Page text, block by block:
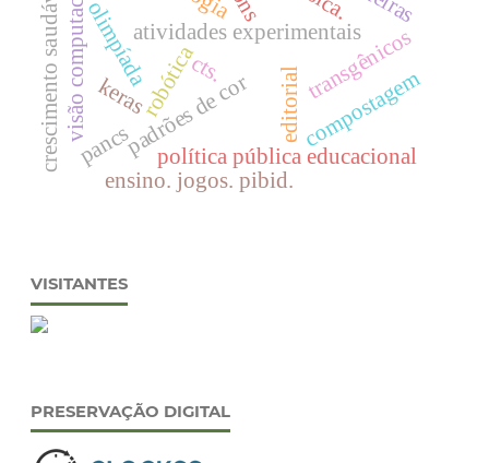
editorial
padrões de cor
atividades experimentais
política pública educacional
olimpíadarobótica
visão computacional keras
crescimento saudável
ensino. jogos. pibid.
transgênicos
cts. compostagem
pancs
VISITANTES
PRESERVAÇÃO DIGITAL